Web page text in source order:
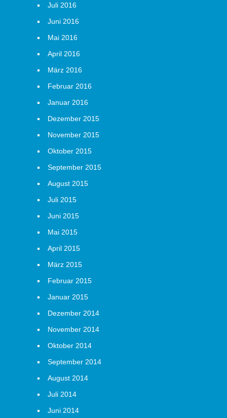
Juli 2016
Juni 2016
Mai 2016
April 2016
März 2016
Februar 2016
Januar 2016
Dezember 2015
November 2015
Oktober 2015
September 2015
August 2015
Juli 2015
Juni 2015
Mai 2015
April 2015
März 2015
Februar 2015
Januar 2015
Dezember 2014
November 2014
Oktober 2014
September 2014
August 2014
Juli 2014
Juni 2014